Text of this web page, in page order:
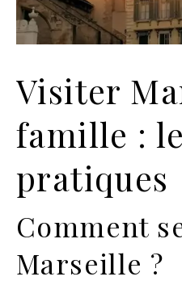
Visiter
famille :
pratiques
Comment
Marseille ?